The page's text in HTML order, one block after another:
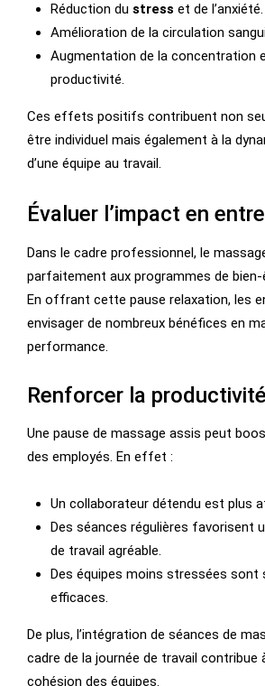
Réduction du stress et de l’anxiété.
Amélioration de la circulation
Augmentation de la concentration
productivité.
Ces effets positifs contribuent non
être individuel mais également à la
d’une équipe au travail.
Évaluer l’impact en
Dans le cadre professionnel, le
parfaitement aux programmes de
En offrant cette pause relaxation, les
envisager de nombreux bénéfices en
performance.
Renforcer la productivité
Une pause de massage assis peut
des employés. En effet :
Un collaborateur détendu est plus
Des séances régulières favorisent
de travail agréable.
Des équipes moins stressées sont
efficaces.
De plus, l’intégration de séances de
cadre de la journée de travail contribue
cohésion des équipes.